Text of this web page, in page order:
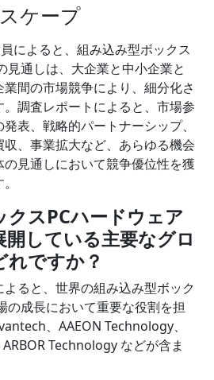
ケープ
によると、組み込み型ボックス
見通しは、大企業と中小企業と
間の市場競争により、細分化さ
調査レポートによると、市場参
表、戦略的パートナーシップ、
、事業拡大など、あらゆる機会
見通しにおいて競争優位性を獲
クスPCハードウェア
している主要なグロ
れですか？
ると、世界の組み込み型ボック
の成長において重要な役割を担
、AAEON Technology、
Technology などが含ま